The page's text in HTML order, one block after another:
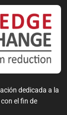
dedicada a la
el fin de